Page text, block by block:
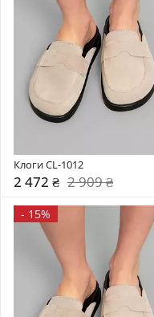
Клоги CL-1012
2 472 ₴ 2 909 ₴
- 15%